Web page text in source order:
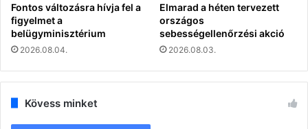
Fontos változásra hívja fel a
figyelmet a
belügyminisztérium
2026.08.04.
Elmarad a héten tervezett
országos
sebességellenőrzési akció
2026.08.03.
Kövess minket